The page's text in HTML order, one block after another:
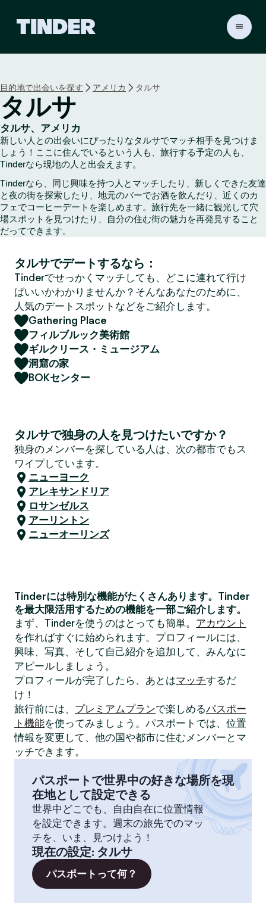
r
ペ
ー
ジ
目的地で出会いを探す アメリカ タルサ
タルサ
タルサ、アメリカ
新しい人との出会いにぴったりなタルサでマッチ相手を見つけま
しょう！ここに住んでいるという人も、旅行する予定の人も、
Tinderなら現地の人と出会えます。
Tinderなら、同じ興味を持つ人とマッチしたり、新しくできた友達
と夜の街を探索したり、地元のバーでお酒を飲んだり、近くのカ
フェでコーヒーデートを楽しめます。旅行先を一緒に観光して穴
場スポットを見つけたり、自分の住む街の魅力を再発見すること
だってできます。
タルサでデートするなら：
Tinderでせっかくマッチしても、どこに連れて行け
ばいいかわかりませんか？そんなあなたのために、
人気のデートスポットなどをご紹介します。
Gathering Place
フィルブルック美術館
ギルクリース・ミュージアム
洞窟の家
BOKセンター
タルサで独身の人を見つけたいですか？
独身のメンバーを探している人は、次の都市でもス
ワイプしています。
ニューヨーク
アレキサンドリア
ロサンゼルス
アーリントン
ニューオーリンズ
Tinderには特別な機能がたくさんあります。Tinder
を最大限活用するための機能を一部ご紹介します。
まず、Tinderを使うのはとっても簡単。 アカウント
を作ればすぐに始められます。プロフィールには、
興味、写真、そして自己紹介を追加して、みんなに
アピールしましょう。
プロフィールが完了したら、あとはマッチするだ
け！
旅行前には、 プレミアムプランで楽しめるパスポー
ト機能を使ってみましょう。パスポートでは、位置
情報を変更して、他の国や都市に住むメンバーとマ
ッチできます。
パスポートで世界中の好きな場所を現
在地として設定できる
世界中どこでも、自由自在に位置情報
を設定できます。週末の旅先でのマッ
チを、いま、見つけよう！
現在の設定: タルサ
パスポートって何？